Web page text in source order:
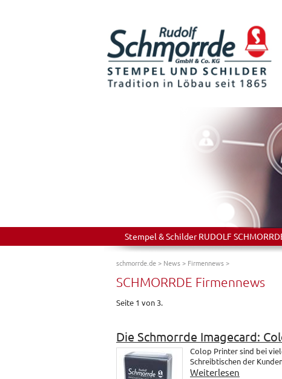
Stempel & Schilder RUDOLF
schmorrde.de> News> Firmennews>
SCHMORRDE Firmennews
Seite 1 von 3.
Die Schmorrde Imagecard:
Colop Printer sind bei
Schreibtischen der
Weiterlesen